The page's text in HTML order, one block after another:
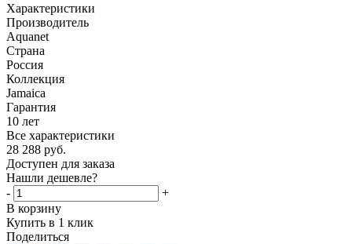
Характеристики
Производитель
Aquanet
Страна
Россия
Коллекция
Jamaica
Гарантия
10 лет
Все характеристики
28 288 руб.
Доступен для заказа
Нашли дешевле?
-
+
В корзину
Купить в 1 клик
Поделиться